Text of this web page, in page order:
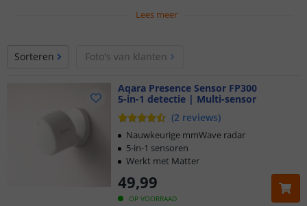
die bij uw situatie past.
Onmisbaar in een smart home
Direct een notificatie op uw smartphone
Werkzaam met SmartLife app
Lees meer
Sorteren Foto's van klanten
Aqara Presence Sensor FP300
5-in-1 detectie | Multi-sensor
(2 reviews)
OP VOORRAAD
49,99
Nauwkeurige mmWave radar
5-in-1 sensoren
Werkt met Matter